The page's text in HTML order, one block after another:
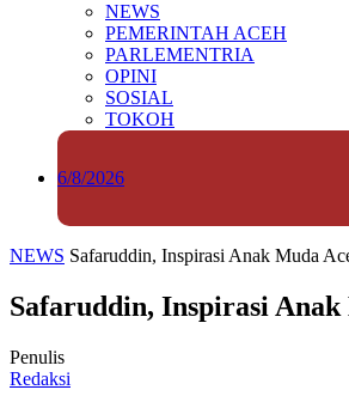
NEWS
PEMERINTAH ACEH
PARLEMENTRIA
OPINI
SOSIAL
TOKOH
6/8/2026
NEWS Safaruddin, Inspirasi Anak Muda
Safaruddin, Inspirasi
Penulis
Redaksi